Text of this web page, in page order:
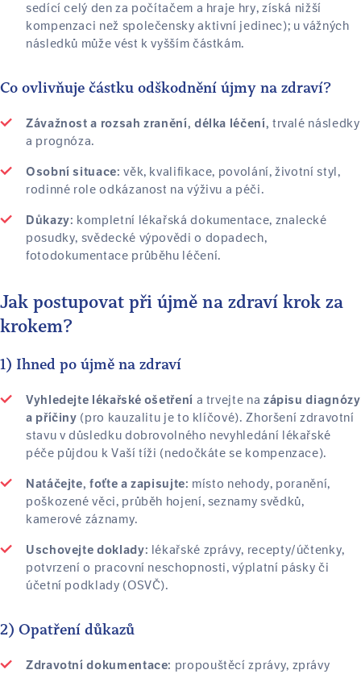
sedící celý den za počítačem a hraje hry, získá nižší
kompenzaci než společensky aktivní jedinec); u vážných
následků může vést k vyšším částkám.
Co ovlivňuje částku odškodnění újmy na zdraví?
Závažnost a rozsah zranění, délka léčení, trvalé následky
a prognóza.
Osobní situace: věk, kvalifikace, povolání, životní styl,
rodinné role odkázanost na výživu a péči.
Důkazy: kompletní lékařská dokumentace, znalecké
posudky, svědecké výpovědi o dopadech,
fotodokumentace průběhu léčení.
Jak postupovat při újmě na zdraví krok za
krokem?
1) Ihned po újmě na zdraví
Vyhledejte lékařské ošetření a trvejte na zápisu diagnózy
a příčiny (pro kauzalitu je to klíčové). Zhoršení zdravotní
stavu v důsledku dobrovolného nevyhledání lékařské
péče půjdou k Vaší tíži (nedočkáte se kompenzace).
Natáčejte, foťte a zapisujte: místo nehody, poranění,
poškozené věci, průběh hojení, seznamy svědků,
kamerové záznamy.
Uschovejte doklady: lékařské zprávy, recepty/účtenky,
potvrzení o pracovní neschopnosti, výplatní pásky či
účetní podklady (OSVČ).
2) Opatření důkazů
Zdravotní dokumentace: propouštěcí zprávy, zprávy